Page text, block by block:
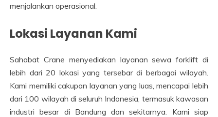
menjalankan operasional.
Lokasi Layanan Kami
Sahabat Crane menyediakan layanan sewa forklift di
lebih dari 20 lokasi yang tersebar di berbagai wilayah.
Kami memiliki cakupan layanan yang luas, mencapai lebih
dari 100 wilayah di seluruh Indonesia, termasuk kawasan
industri besar di Bandung dan sekitarnya. Kami siap